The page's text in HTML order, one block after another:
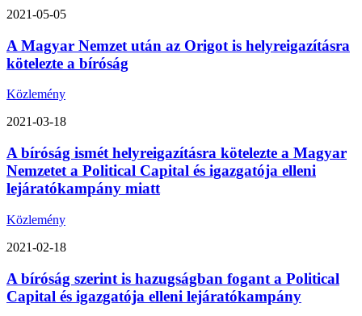
2021-05-05
A Magyar Nemzet után az Origot is helyreigazításra
kötelezte a bíróság
Közlemény
2021-03-18
A bíróság ismét helyreigazításra kötelezte a Magyar
Nemzetet a Political Capital és igazgatója elleni
lejáratókampány miatt
Közlemény
2021-02-18
A bíróság szerint is hazugságban fogant a Political
Capital és igazgatója elleni lejáratókampány